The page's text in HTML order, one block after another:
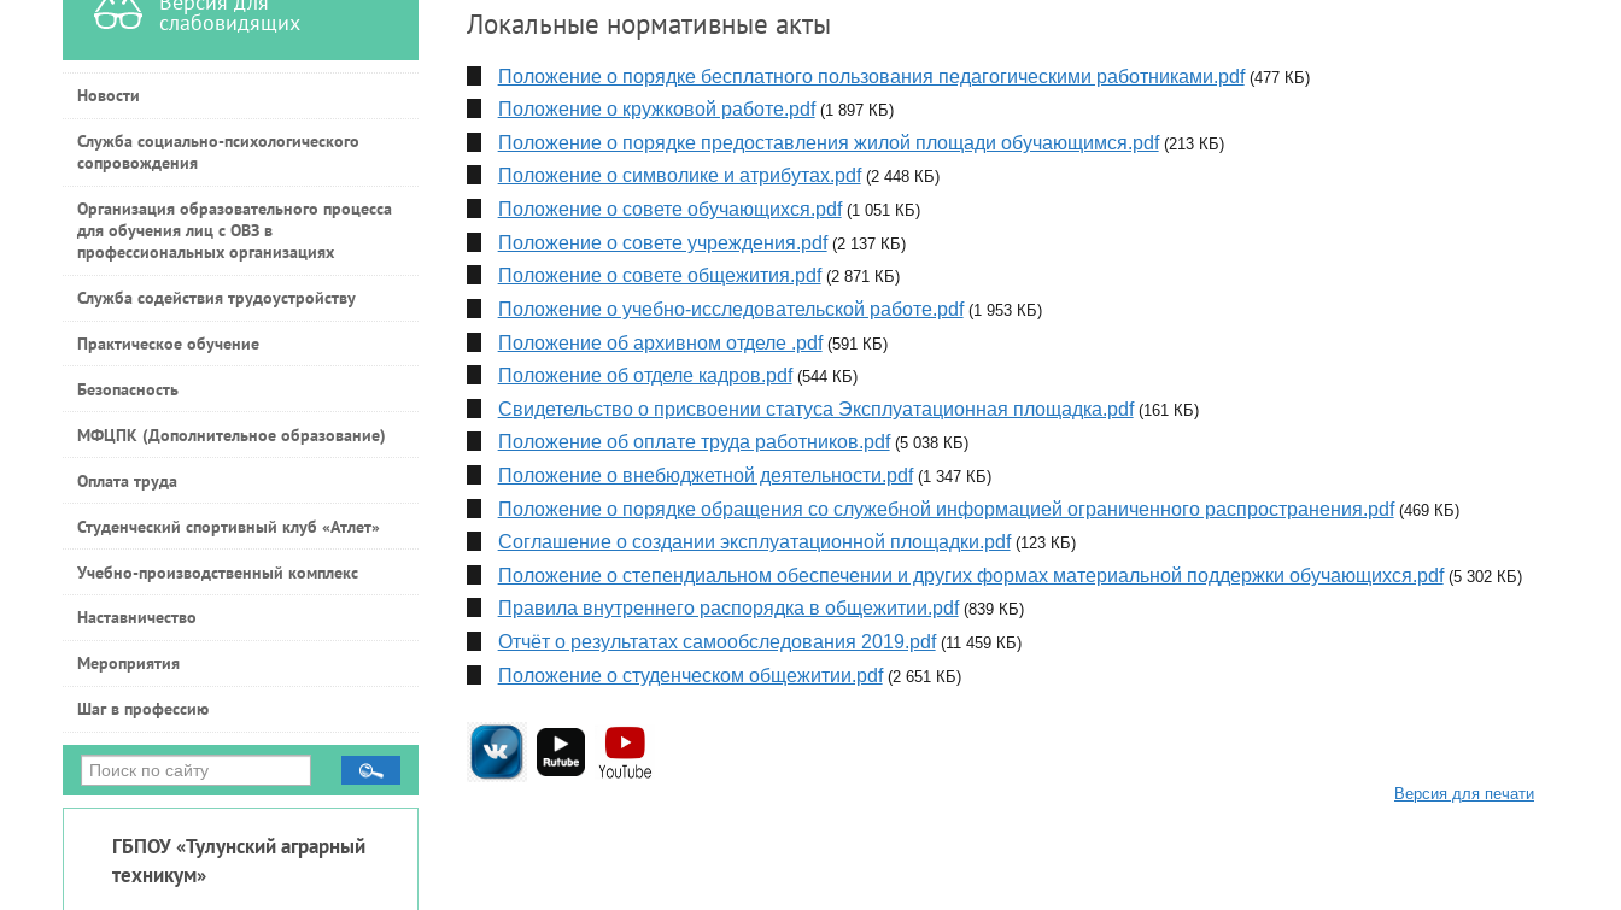
слабовидящих
Новости
Служба социально-психологического
сопровождения
Организация образовательного процесса
для обучения лиц с ОВЗ в
профессиональных организациях
Служба содействия трудоустройству
Практическое обучение
Безопасность
МФЦПК (Дополнительное образование)
Оплата труда
Студенческий спортивный клуб «Атлет»
Учебно-производственный комплекс
Наставничество
Мероприятия
Шаг в профессию
ГБПОУ «Тулунский аграрный
техникум»
Локальные нормативные акты
Положение о порядке бесплатного пользования педагогическими работниками.pdf (477 КБ)
Положение о кружковой работе.pdf (1 897 КБ)
Положение о порядке предоставления жилой площади обучающимся.pdf (213 КБ)
Положение о символике и атрибутах.pdf (2 448 КБ)
Положение о совете обучающихся.pdf (1 051 КБ)
Положение о совете учреждения.pdf (2 137 КБ)
Положение о совете общежития.pdf (2 871 КБ)
Положение о учебно-исследовательской работе.pdf (1 953 КБ)
Положение об архивном отделе .pdf (591 КБ)
Положение об отделе кадров.pdf (544 КБ)
Свидетельство о присвоении статуса Эксплуатационная площадка.pdf (161 КБ)
Положение об оплате труда работников.pdf (5 038 КБ)
Положение о внебюджетной деятельности.pdf (1 347 КБ)
Положение о порядке обращения со служебной информацией ограниченного распространения.pdf (469 КБ)
Соглашение о создании эксплуатационной площадки.pdf (123 КБ)
Положение о степендиальном обеспечении и других формах материальной поддержки обучающихся.pdf (5 302 КБ)
Правила внутреннего распорядка в общежитии.pdf (839 КБ)
Отчёт о результатах самообследования 2019.pdf (11 459 КБ)
Положение о студенческом общежитии.pdf (2 651 КБ)
Версия для печати